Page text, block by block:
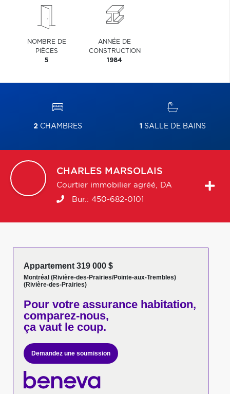
NOMBRE DE
PIÈCES
5
ANNÉE DE
CONSTRUCTION
1984
2CHAMBRES 1 SALLE DE BAINS
CHARLES MARSOLAIS
Courtier immobilier agréé, DA
Bur.: 450-682-0101
Appartement 319 000 $
Montréal (Rivière-des-Prairies/Pointe-aux-Trembles)
(Rivière-des-Prairies)
Pour votre assurance habitation,
comparez-nous,
ça vaut le coup.
Demandez une soumission